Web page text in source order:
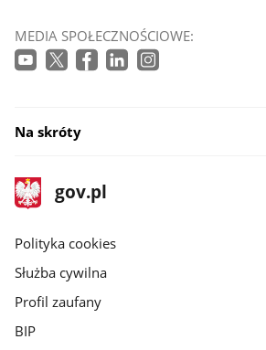
MEDIA SPOŁECZNOŚCIOWE:
Na skróty
stopka
gov.pl
Strona
gov.pl
gov.pl
Polityka cookies
Służba cywilna
Profil zaufany
BIP